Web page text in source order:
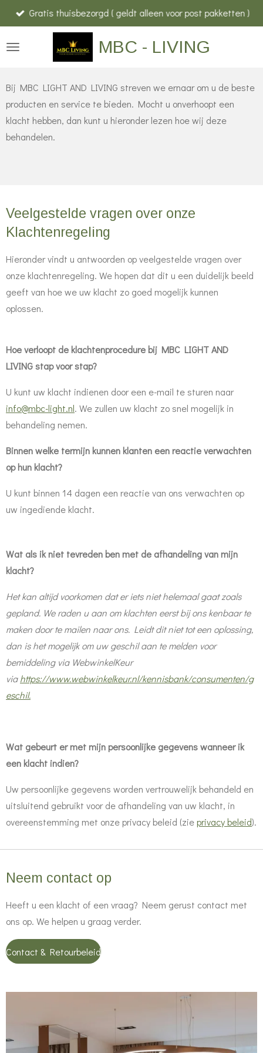
Ga
direct
naar
MBC - LIVING
Gratis thuisbezorgd ( geldt alleen voor post pakketten )
Bij MBC LIGHT AND LIVING streven we ernaar om u de beste
producten en service te bieden. Mocht u onverhoopt een
klacht hebben, dan kunt u hieronder lezen hoe wij deze
behandelen.
Veelgestelde vragen over onze
Klachtenregeling
Hieronder vindt u antwoorden op veelgestelde vragen over
onze klachtenregeling. We hopen dat dit u een duidelijk beeld
geeft van hoe we uw klacht zo goed mogelijk kunnen
oplossen.
Hoe verloopt de klachtenprocedure bij MBC LIGHT AND
LIVING stap voor stap?
U kunt uw klacht indienen door een e-mail te sturen naar
info@mbc-light.nl. We zullen uw klacht zo snel mogelijk in
behandeling nemen.
Binnen welke termijn kunnen klanten een reactie verwachten
op hun klacht?
U kunt binnen 14 dagen een reactie van ons verwachten op
uw ingediende klacht.
Wat als ik niet tevreden ben met de afhandeling van mijn
klacht?
Het kan altijd voorkomen dat er iets niet helemaal gaat zoals
gepland. We raden u aan om klachten eerst bij ons kenbaar te
maken door te mailen naar ons. Leidt dit niet tot een oplossing,
dan is het mogelijk om uw geschil aan te melden voor
bemiddeling via WebwinkelKeur
viahttps://www.webwinkelkeur.nl/kennisbank/consumenten/g
eschil.
Wat gebeurt er met mijn persoonlijke gegevens wanneer ik
een klacht indien?
Uw persoonlijke gegevens worden vertrouwelijk behandeld en
uitsluitend gebruikt voor de afhandeling van uw klacht, in
overeenstemming met onze privacy beleid (zieprivacy beleid).
Neem contact op
Heeft u een klacht of een vraag? Neem gerust contact met
ons op. We helpen u graag verder.
Contact & Retourbeleid